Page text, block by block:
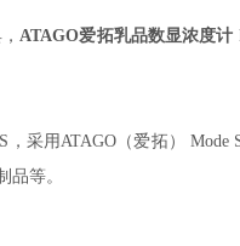
ATAGO爱拓乳品数显浓度计
，采用ATAGO（爱拓）
品等。